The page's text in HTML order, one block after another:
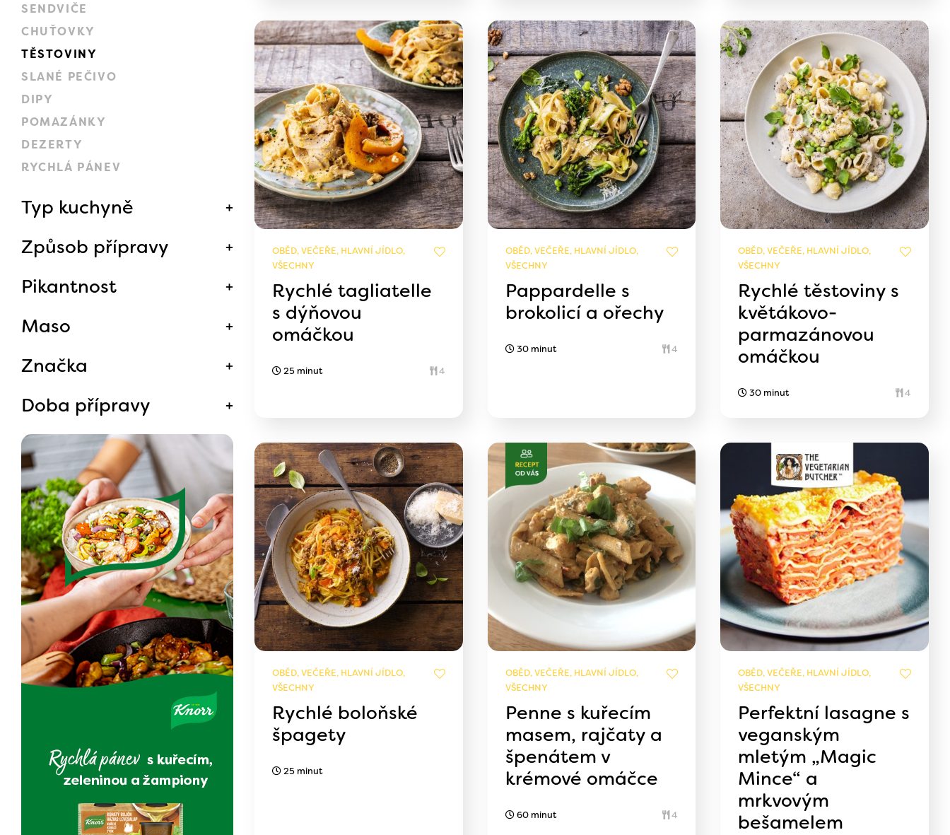
SENDVIČE
CHUŤOVKY
TĚSTOVINY
SLANÉ PEČIVO
DIPY
POMAZÁNKY
DEZERTY
RYCHLÁ PÁNEV
Typ kuchyně
Způsob přípravy
Pikantnost
Maso
Značka
Doba přípravy
OBĚD, VEČEŘE, HLAVNÍ JÍDLO,
VŠECHNY
Rychlé tagliatelle
s dýňovou
omáčkou
25 minut 4
OBĚD, VEČEŘE, HLAVNÍ JÍDLO,
VŠECHNY
Pappardelle s
brokolicí a ořechy
30 minut 4
OBĚD, VEČEŘE, HLAVNÍ JÍDLO,
VŠECHNY
Rychlé těstoviny s
květákovo-
parmazánovou
omáčkou
30 minut 4
OBĚD, VEČEŘE, HLAVNÍ JÍDLO,
VŠECHNY
Rychlé boloňské
špagety
25 minut
OBĚD, VEČEŘE, HLAVNÍ JÍDLO,
VŠECHNY
Penne s kuřecím
masem, rajčaty a
špenátem v
krémové omáčce
60 minut 4
OBĚD, VEČEŘE, HLAVNÍ JÍDLO,
VŠECHNY
Perfektní lasagne s
veganským
mletým „Magic
Mince“ a
mrkvovým
bešamelem